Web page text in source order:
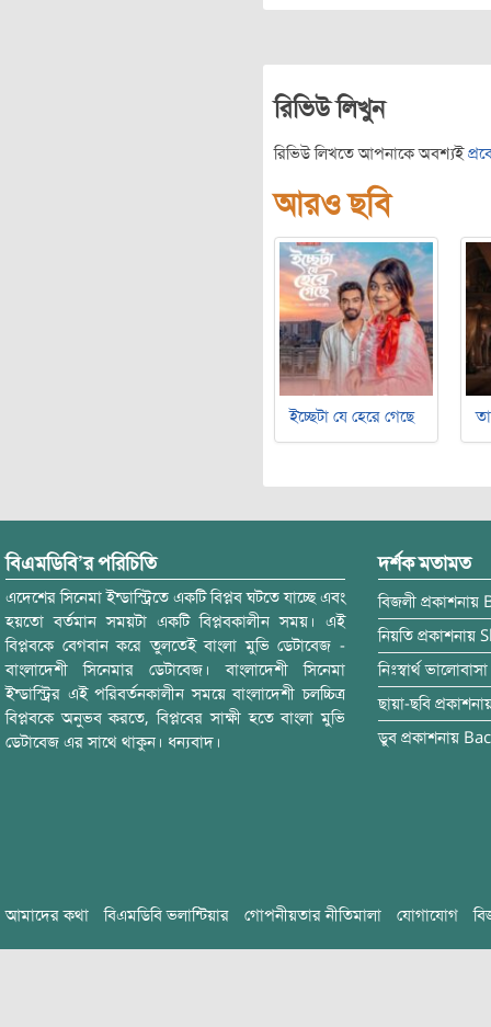
রিভিউ লিখুন
রিভিউ লিখতে আপনাকে অবশ্যই
আরও ছবি
ইচ্ছেটা যে হেরে গেছে
বিএমডিবি’র পরিচিতি
এদেশের সিনেমা ইন্ডাস্ট্রিতে একটি বিপ্লব ঘটতে যাচ্ছে এবং
হয়তো বর্তমান সময়টা একটি বিপ্লবকালীন সময়। এই
বিপ্লবকে বেগবান করে তুলতেই বাংলা মুভি ডেটাবেজ -
বাংলাদেশী সিনেমার ডেটাবেজ। বাংলাদেশী সিনেমা
ইন্ডাস্ট্রির এই পরিবর্তনকালীন সময়ে বাংলাদেশী চলচ্চিত্র
বিপ্লবকে অনুভব করতে, বিপ্লবের সাক্ষী হতে বাংলা মুভি
ডেটাবেজ এর সাথে থাকুন। ধন্যবাদ।
দর্শক মতামত
বিজলী প্রকাশনায়
নিয়তি প্রকাশনায়
নিঃস্বার্থ ভালোবাসা
ছায়া-ছবি
ডুব প্রকাশনায়
আমাদের কথা বিএমডিবি ভলান্টিয়ার গোপনীয়তার নীতিমালা যোগাযোগ